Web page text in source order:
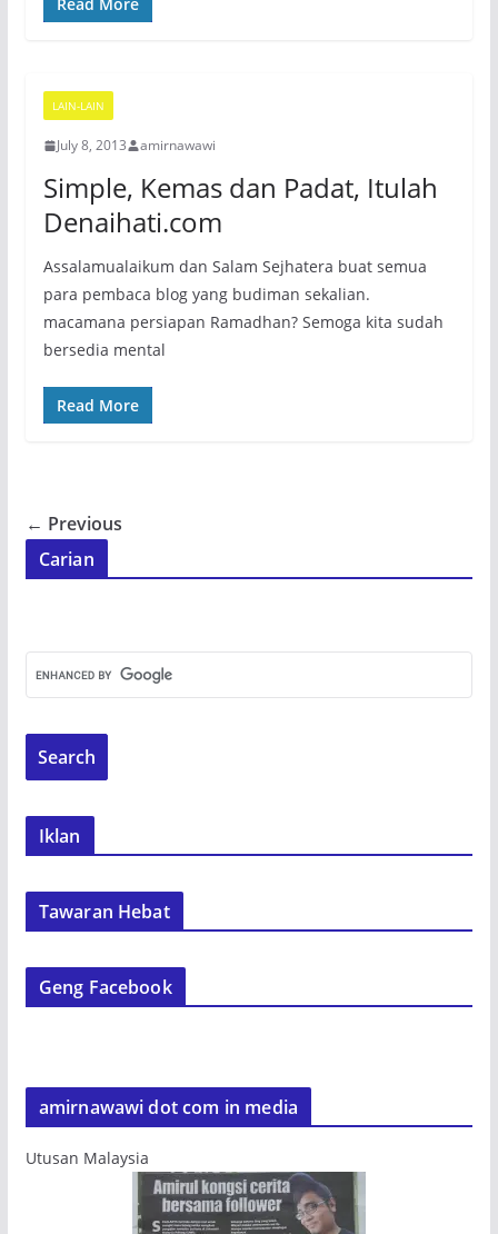
LAIN-LAIN
July 8, 2013 amirnawawi
Simple, Kemas dan Padat, Itulah
Denaihati.com
Assalamualaikum dan Salam Sejhatera buat semua
para pembaca blog yang budiman sekalian.
macamana persiapan Ramadhan? Semoga kita sudah
bersedia mental
Read More
← Previous
Carian
Iklan
Tawaran Hebat
Geng Facebook
amirnawawi dot com in media
Utusan Malaysia